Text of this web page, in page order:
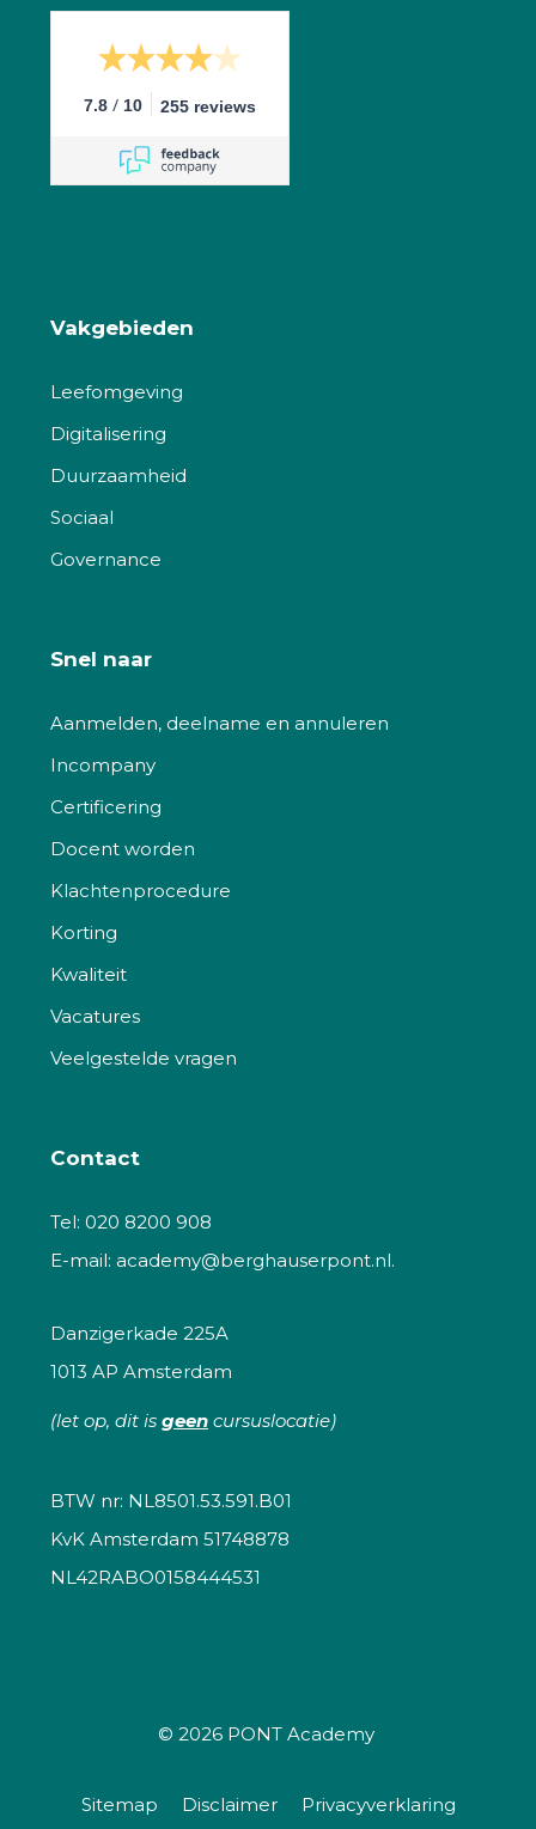
7.8 / 10 255 reviews
Vakgebieden
Leefomgeving
Digitalisering
Duurzaamheid
Sociaal
Governance
Snel naar
Aanmelden, deelname en annuleren
Incompany
Certificering
Docent worden
Klachtenprocedure
Korting
Kwaliteit
Vacatures
Veelgestelde vragen
Contact
Tel: 020 8200 908
E-mail: academy@berghauserpont.nl.
Danzigerkade 225A
1013 AP Amsterdam
(let op, dit is geen cursuslocatie)
BTW nr: NL8501.53.591.B01
KvK Amsterdam 51748878
NL42RABO0158444531
© 2026 PONT Academy
Sitemap Disclaimer Privacyverklaring